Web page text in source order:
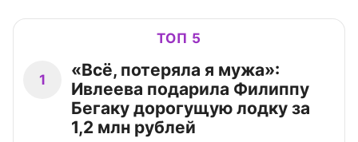
ТОП 5
1
«Всё, потеряла я мужа»:
Ивлеева подарила Филиппу
Бегаку дорогущую лодку за
1,2 млн рублей